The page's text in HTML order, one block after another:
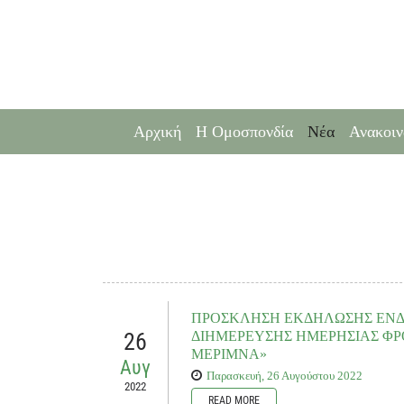
Αρχική Η Ομοσπονδία Νέα
26
Αυγ
2022
ΠΡΟΣΚΛΗΣΗ ΕΚΔΗΛΩΣΗΣ
ΔΙΗΜΕΡΕΥΣΗΣ ΗΜΕΡΗΣΙΑΣ
ΜΕΡΙΜΝΑ»
Παρασκευή, 26 Αυγούστου 2022
READ MORE